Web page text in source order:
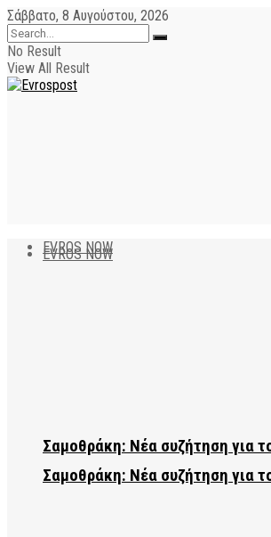
Σάββατο, 8 Αυγούστου, 2026
No Result
View All Result
EVROS NOW
Σαμοθράκη: Νέα συζήτηση για
EVROS NOW
Σαμοθράκη: Νέα συζήτηση για